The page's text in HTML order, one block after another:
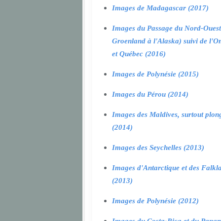
Images de Madagascar (2017)
Images du Passage du Nord-
Groenland à l'Alaska) suivi de
et Québec (2016)
Images de Polynésie (2015)
Images du Pérou (2014)
Images des Maldives, surtout
(2014)
Images des Seychelles (2013)
Images d'Antarctique et des
(2013)
Images de Polynésie (2012)